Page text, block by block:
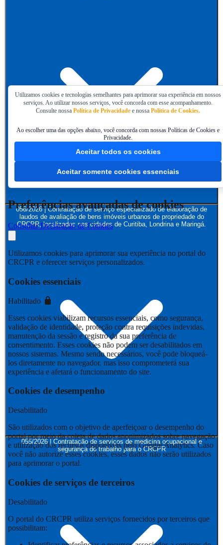
056/2026 | Contratação de serviço especializado de elaboração de
laudos de avaliação de bens imóveis urbanos de propriedade do
CRCPR, localizados nas cidades de Curitiba, Londrina e Maringá.
055/2026 | Contratação de serviços de medicina ocupacional e
segurança do trabalho para o CRCPR
Utilizamos cookies e tecnologias semelhantes para aprimorar sua experiência em nossos
serviços. Ao utilizar nossos serviços, você concorda com esse acompanhamento.
Consulte nossa Política de Privacidade e nossa Política de Cookies.
Ao escolher uma das opções abaixo, você concorda com nossas Políticas de Cookies e
Privacidade.
Aceitar todos os cookies
Aceitar somente cookies essenciais
Preferências avançadas de cookies
Consultar Declaração de Cookies
Utilizamos cookies para aprimorar sua experiência no portal do
CRCPR e oferecer serviços personalizados.
Cookies essenciais
Habilitado
Esses cookies viabilizam recursos essenciais, como segurança,
validação de identidade, proteção contra requisições indevidas,
manutenção da sessão e registro da sua preferência de
consentimento. Esses cookies não podem ser desabilitados em
nossos sistemas. Mesmo sendo necessários, você pode bloqueá-
los diretamente no navegador, mas isso comprometerá sua
experiência e afetará o funcionamento do site.
Cookies de desempenho
Desabilitado
São utilizados com o objetivo de aperfeiçoar o desempenho do
portal por meio da coleta de dados anonimizados sobre navegação
e utilização dos recursos disponíveis pelo Google Analytics. Caso
você não autorize esses cookies, esses dados não serão utilizados
para aprimorar o portal.
Cookies de serviços de terceiros
Desabilitado
O portal do CRCPR utiliza serviços fornecidos por terceiros que
possibilitam: